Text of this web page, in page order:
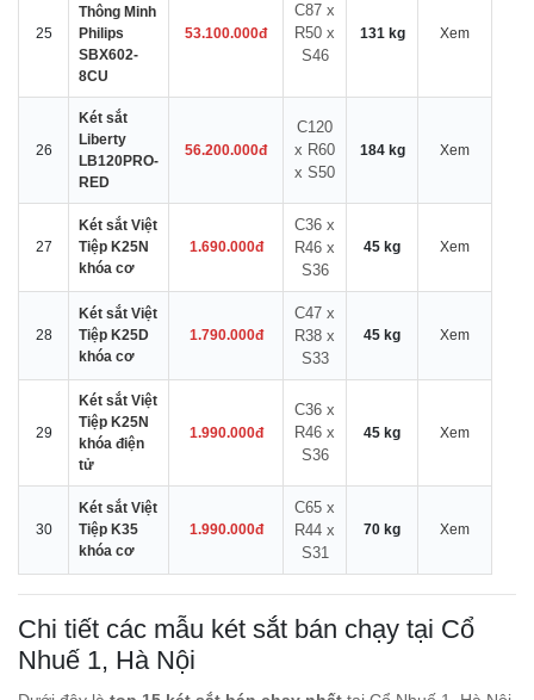
25
Thông Minh
Philips
SBX602-
8CU
53.100.000đ
C87 x
R50 x
S46
131 kg Xem
26
Két sắt
Liberty
LB120PRO-
RED
56.200.000đ
C120
x R60
x S50
184 kg Xem
27
Két sắt Việt
Tiệp K25N
khóa cơ
1.690.000đ
C36 x
R46 x
S36
45 kg Xem
28
Két sắt Việt
Tiệp K25D
khóa cơ
1.790.000đ
C47 x
R38 x
S33
45 kg Xem
29
Két sắt Việt
Tiệp K25N
khóa điện
tử
1.990.000đ
C36 x
R46 x
S36
45 kg Xem
30
Két sắt Việt
Tiệp K35
khóa cơ
1.990.000đ
C65 x
R44 x
S31
70 kg Xem
Chi tiết các mẫu két sắt bán chạy tại Cổ
Nhuế 1, Hà Nội